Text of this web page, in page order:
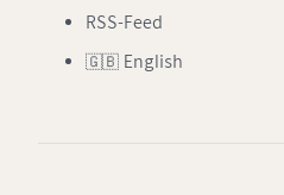
RSS-Feed
🇬🇧 English